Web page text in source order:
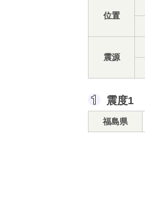
位置
震源
震度1
福島県